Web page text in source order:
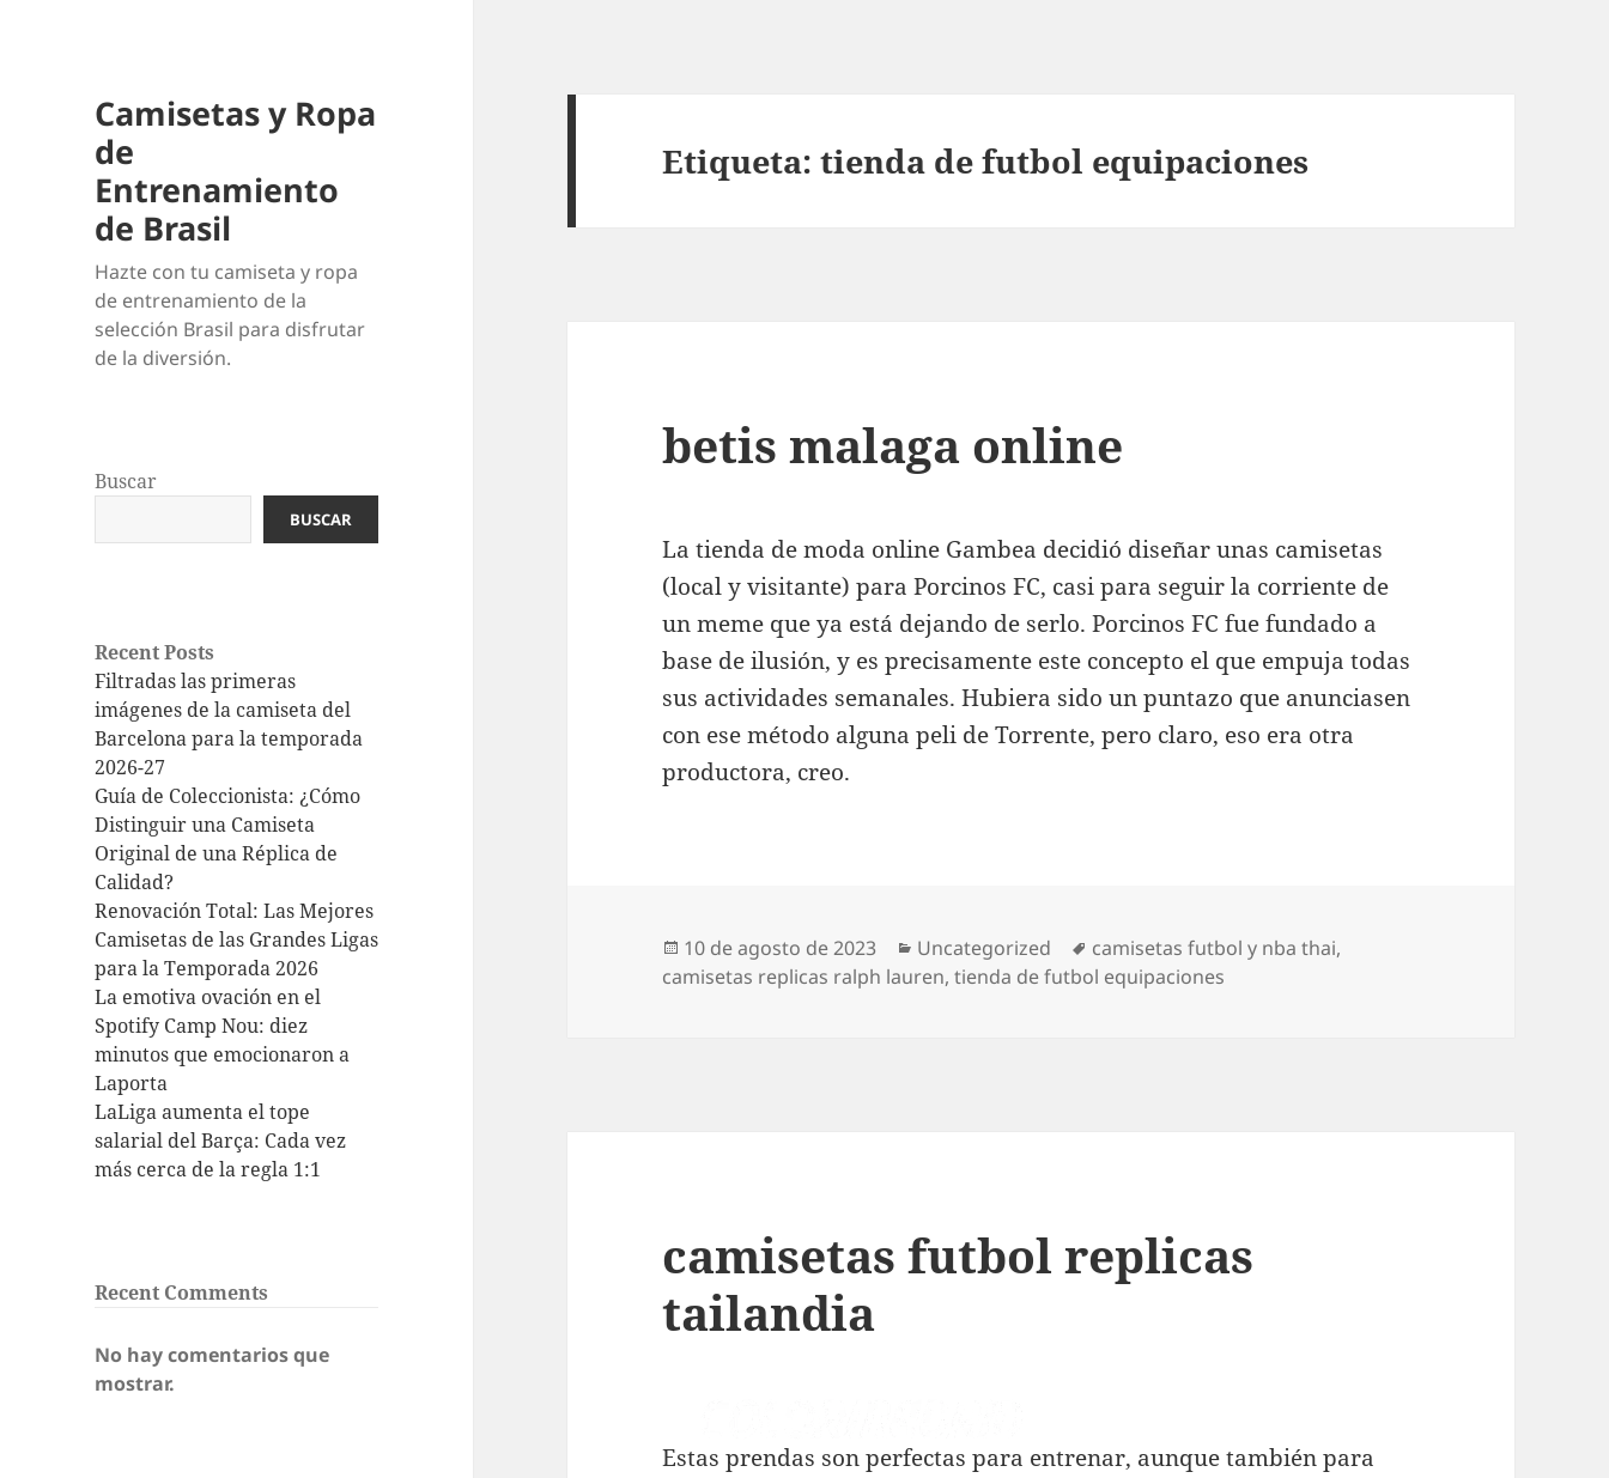
Camisetas y Ropa
de
Entrenamiento
de Brasil
Hazte con tu camiseta y ropa
de entrenamiento de la
selección Brasil para disfrutar
de la diversión.
Buscar
BUSCAR
Recent Posts
Filtradas las primeras
imágenes de la camiseta del
Barcelona para la temporada
2026-27
Guía de Coleccionista: ¿Cómo
Distinguir una Camiseta
Original de una Réplica de
Calidad?
Renovación Total: Las Mejores
Camisetas de las Grandes Ligas
para la Temporada 2026
La emotiva ovación en el
Spotify Camp Nou: diez
minutos que emocionaron a
Laporta
LaLiga aumenta el tope
salarial del Barça: Cada vez
más cerca de la regla 1:1
Recent Comments
No hay comentarios que
mostrar.
Etiqueta:tienda de futbol equipaciones
betis malaga online
La tienda de moda online Gambea decidió diseñar unas camisetas
(local y visitante) para Porcinos FC, casi para seguir la corriente de
un meme que ya está dejando de serlo. Porcinos FC fue fundado a
base de ilusión, y es precisamente este concepto el que empuja todas
sus actividades semanales. Hubiera sido un puntazo que anunciasen
con ese método alguna peli de Torrente, pero claro, eso era otra
productora, creo.
Publicado
el
10 de agosto de 2023 Categorías
Uncategorized Etiquetas
camisetas futbol y nba thai,
camisetas replicas ralph lauren,tienda de futbol equipaciones
camisetas futbol replicas
tailandia
Estas prendas son perfectas para entrenar, aunque también para